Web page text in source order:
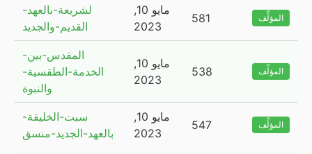
لشريعة-بالعهد-
القديم-والجديد
مايو 10,
2023
581 المؤلِّف
المقدس-بين-
الخدمة-الطقسية-
والنبوة
مايو 10,
2023
538 المؤلِّف
سبت-الخليقة-
بالعهد-الجديد-منسق
مايو 10,
2023
547 المؤلِّف